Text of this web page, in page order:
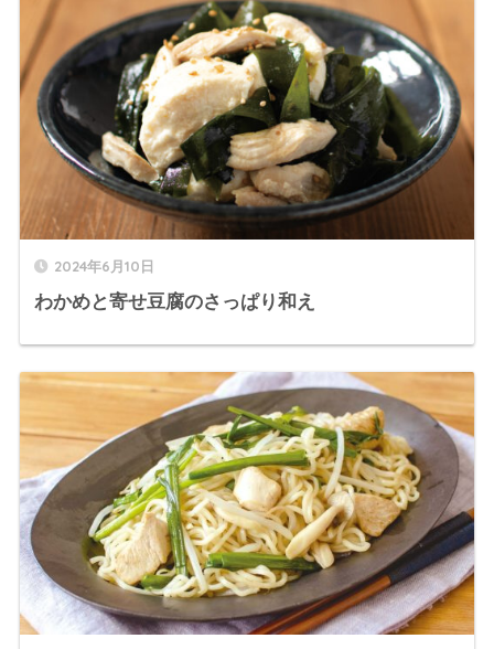
2024年6月10日
わかめと寄せ豆腐のさっぱり和え